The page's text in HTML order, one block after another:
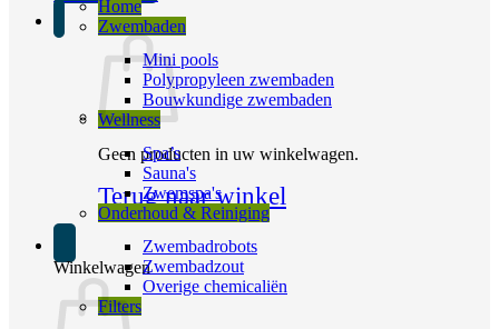
Geen producten in uw winkelwagen.
Terug naar winkel
Winkelwagen
Home
Zwembaden
Mini pools
Polypropyleen zwembaden
Bouwkundige zwembaden
Wellness
Spa’s
Sauna's
Zwemspa's
Onderhoud & Reiniging
Zwembadrobots
Zwembadzout
Overige chemicaliën
Filters